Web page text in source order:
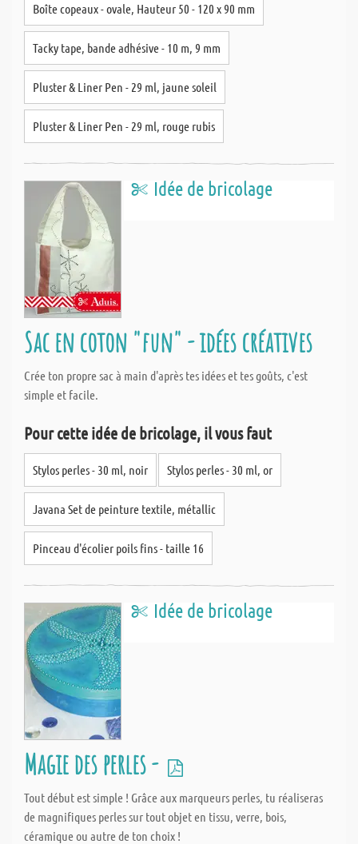
Boîte copeaux - ovale, Hauteur 50 - 120 x 90 mm
Tacky tape, bande adhésive - 10 m, 9 mm
Pluster & Liner Pen - 29 ml, jaune soleil
Pluster & Liner Pen - 29 ml, rouge rubis
Idée de bricolage
Sac en coton "fun" - idées créatives
Crée ton propre sac à main d'après tes idées et tes goûts, c'est
simple et facile.
Pour cette idée de bricolage, il vous faut
Stylos perles - 30 ml, noir Stylos perles - 30 ml, or
Javana Set de peinture textile, métallic
Pinceau d'écolier poils fins - taille 16
Idée de bricolage
Magie des perles -
Tout début est simple ! Grâce aux marqueurs perles, tu réaliseras
de magnifiques perles sur tout objet en tissu, verre, bois,
céramique ou autre de ton choix !